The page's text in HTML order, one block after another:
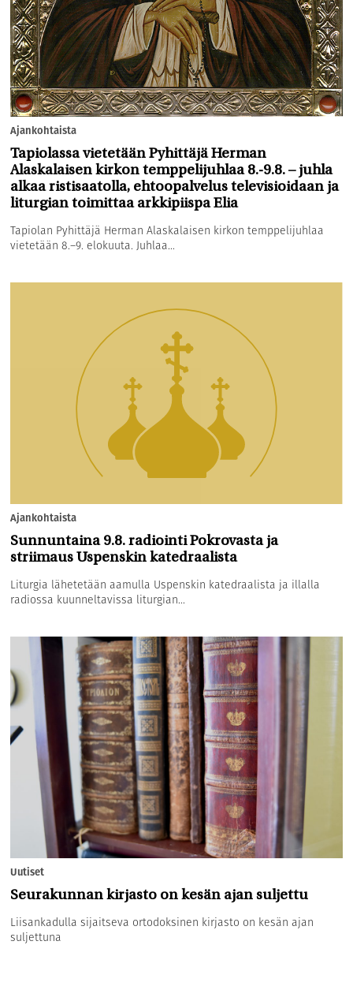
Ajankohtaista
Tapiolassa vietetään Pyhittäjä Herman
Alaskalaisen kirkon temppelijuhlaa 8.-9.8. – juhla
alkaa ristisaatolla, ehtoopalvelus televisioidaan ja
liturgian toimittaa arkkipiispa Elia
Tapiolan Pyhittäjä Herman Alaskalaisen kirkon temppelijuhlaa
vietetään 8.–9. elokuuta. Juhlaa...
Ajankohtaista
Sunnuntaina 9.8. radiointi Pokrovasta ja
striimaus Uspenskin katedraalista
Liturgia lähetetään aamulla Uspenskin katedraalista ja illalla
radiossa kuunneltavissa liturgian...
Uutiset
Seurakunnan kirjasto on kesän ajan suljettu
Liisankadulla sijaitseva ortodoksinen kirjasto on kesän ajan
suljettuna